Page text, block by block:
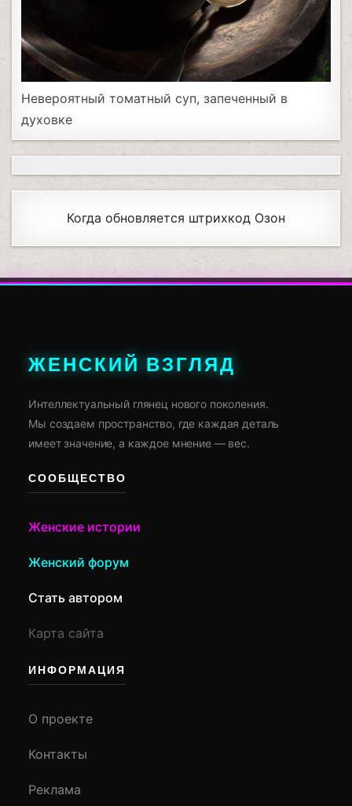
Невероятный томатный суп, запеченный в
духовке
Когда обновляется штрихкод Озон
ЖЕНСКИЙ ВЗГЛЯД
Интеллектуальный глянец нового поколения.
Мы создаем пространство, где каждая деталь
имеет значение, а каждое мнение — вес.
СООБЩЕСТВО
Женские истории
Женский форум
Стать автором
Карта сайта
ИНФОРМАЦИЯ
О проекте
Контакты
Реклама